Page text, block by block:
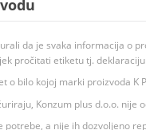
da je svaka informacija o
pročitati etiketu tj.
o bilo kojoj marki proizvoda
Konzum plus d.o.o.
a nije ih dozvoljeno